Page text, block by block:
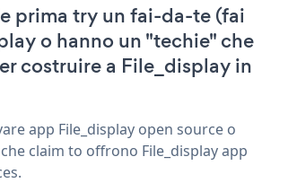
prima try un fai-da-te (fai
o hanno un "techie" che
costruire a File_display in
app File_display open source o
claim to offrono File_display app